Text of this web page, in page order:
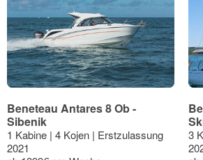
Beneteau Antares 8 Ob -
Sibenik
1 Kabine | 4 Kojen | Erstzulassung
2021
3